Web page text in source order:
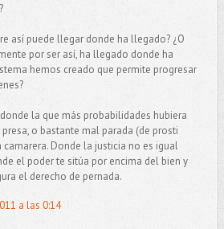
así puede llegar donde ha llegado? ¿O
por ser así, ha llegado donde ha
hemos creado que permite progresar
la que más probabilidades hubiera
o bastante mal parada (de prosti
camarera. Donde la justicia no es igual
el poder te sitúa por encima del bien y
el derecho de pernada.
a las 0:14